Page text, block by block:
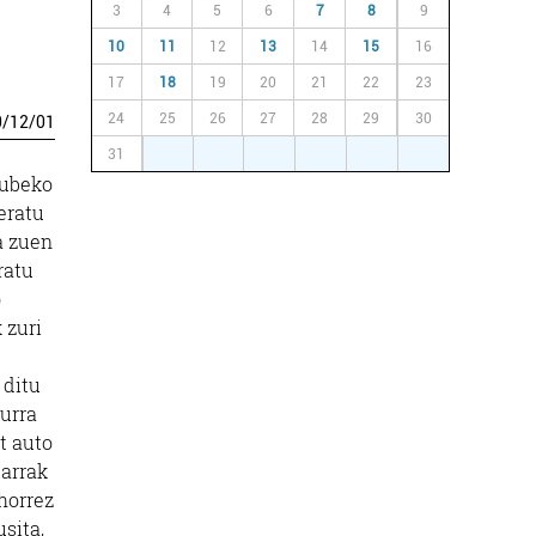
/12/01
zuen
zuri
ditu
auto
3 4 5 6 7 8 9
10 11 12 13 14 15 16
17 18 19 20 21 22 23
24 25 26 27 28 29 30
31